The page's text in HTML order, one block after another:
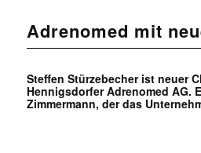
Adrenomed mit
Steffen Stürzebecher ist neuer
Hennigsdorfer Adrenomed AG.
Zimmermann, der das